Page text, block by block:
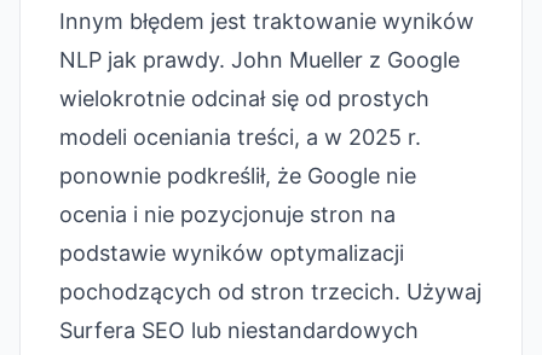
Innym błędem jest traktowanie wyników
NLP jak prawdy. John Mueller z Google
wielokrotnie odcinał się od prostych
modeli oceniania treści, a w 2025 r.
ponownie podkreślił, że Google nie
ocenia i nie pozycjonuje stron na
podstawie wyników optymalizacji
pochodzących od stron trzecich. Używaj
Surfera SEO lub niestandardowych